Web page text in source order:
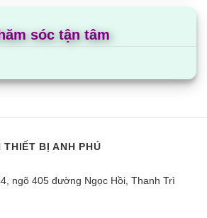
sóc tận tâm
THIẾT BỊ ANH PHÚ
ngõ 405 đường Ngọc Hồi, Thanh Trì